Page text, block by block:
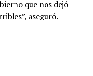
que nos dejó
aseguró.